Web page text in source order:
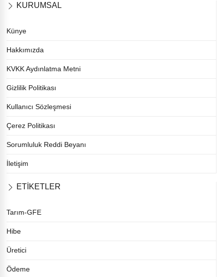
KURUMSAL
Künye
Hakkımızda
KVKK Aydınlatma Metni
Gizlilik Politikası
Kullanıcı Sözleşmesi
Çerez Politikası
Sorumluluk Reddi Beyanı
İletişim
ETİKETLER
Tarım-GFE
Hibe
Üretici
Ödeme